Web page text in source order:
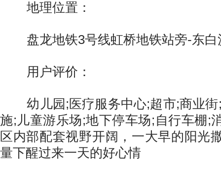
地理位置：
盘龙地铁3号线虹桥地铁站旁-东白
用户评价：
幼儿园;医疗服务中心;超市;商业街;
施;儿童游乐场;地下停车场;自行车棚;
区内部配套视野开阔，一大早的阳光
量下醒过来一天的好心情